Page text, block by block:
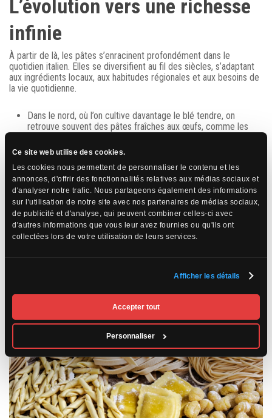
Ce site web utilise des cookies.
Les cookies nous permettent de personnaliser le contenu et les
annonces, d'offrir des fonctionnalités relatives aux médias sociaux et
d'analyser notre trafic. Nous partageons également des informations
sur l'utilisation de notre site avec nos partenaires de médias sociaux,
de publicité et d'analyse, qui peuvent combiner celles-ci avec
d'autres informations que vous leur avez fournies ou qu'ils ont
collectées lors de votre utilisation de leurs services.
Afficher les détails
Accepter tout
Personnaliser
L’évolution vers une richesse
infinie
À partir de là, les pâtes s’enracinent profondément dans le
quotidien italien. Elles se diversifient au fil des siècles, s’adaptant
aux ingrédients locaux, aux habitudes régionales et aux besoins de
la vie quotidienne.
Dans le nord, où l’on cultive davantage le blé tendre, on
retrouve souvent des pâtes fraîches aux œufs, comme les
Dans le sud, où le climat chaud est favorable au blé dur, les
orecchiette… toutes façonnées à partir de semoule de blé dur
et d’eau.
Chaque forme a son usage : les rubans s’enrobent parfaitement de
sauces riches comme le ragù, les tubes retiennent les morceaux
de légumes ou de viande, tandis que les pâtes longues subliment
les sauces à base d’huile d’olive ou de fruits de mer. Cette